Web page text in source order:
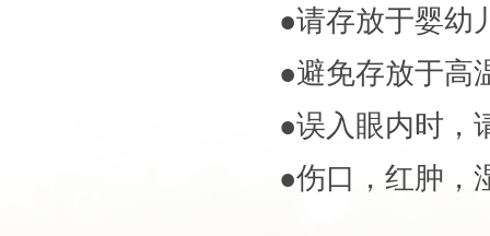
●请存放于婴幼
●避免存放于高
●误入眼内时，
●伤口，红肿，